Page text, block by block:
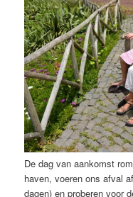
De dag van aankomst
haven, voeren ons afval
dagen) en proberen voor